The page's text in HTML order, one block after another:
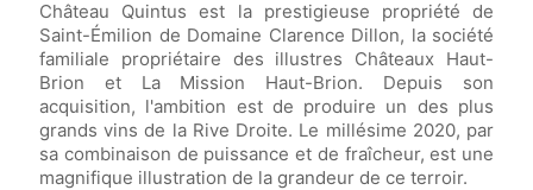
Château Quintus est la prestigieuse propriété de
Saint-Émilion de Domaine Clarence Dillon, la société
familiale propriétaire des illustres Châteaux Haut-
Brion et La Mission Haut-Brion. Depuis son
acquisition, l'ambition est de produire un des plus
grands vins de la Rive Droite. Le millésime 2020, par
sa combinaison de puissance et de fraîcheur, est une
magnifique illustration de la grandeur de ce terroir.